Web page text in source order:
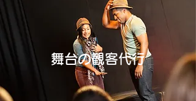
舞台の観客代行